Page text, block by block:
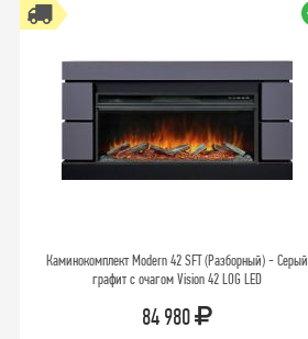
Каминокомплект Modern 42 SFT (Разборный) - Серый
графит с очагом Vision 42 LOG LED
84 980